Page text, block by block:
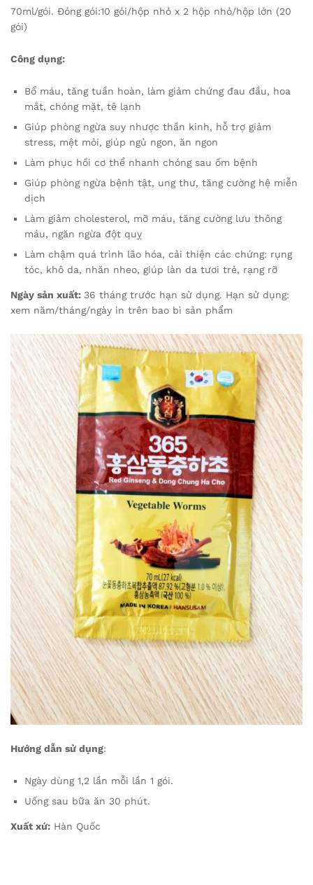
70ml/gói. Đóng gói:10 gói/hộp nhỏ x 2 hộp nhỏ/hộp lớn (20
gói)
Công dụng:
Bổ máu, tăng tuần hoàn, làm giảm chứng đau đầu, hoa
mắt, chóng mặt, tê lạnh
Giúp phòng ngừa suy nhược thần kinh, hỗ trợ giảm
stress, mệt mỏi, giúp ngủ ngon, ăn ngon
Làm phục hồi cơ thể nhanh chóng sau ốm bệnh
Giúp phòng ngừa bệnh tật, ung thư, tăng cường hệ miễn
dịch
Làm giảm cholesterol, mỡ máu, tăng cường lưu thông
máu, ngăn ngừa đột quỵ
Làm chậm quá trình lão hóa, cải thiện các chứng: rụng
tóc, khô da, nhăn nheo, giúp làn da tươi trẻ, rạng rỡ
Ngày sản xuất: 36 tháng trước hạn sử dụng. Hạn sử dụng:
xem năm/tháng/ngày in trên bao bì sản phẩm
Hướng dẫn sử dụng:
Ngày dùng 1,2 lần mỗi lần 1 gói.
Uống sau bữa ăn 30 phút.
Xuất xứ: Hàn Quốc